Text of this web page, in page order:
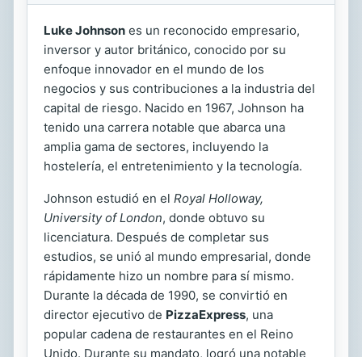
Luke Johnson es un reconocido empresario,
inversor y autor británico, conocido por su
enfoque innovador en el mundo de los
negocios y sus contribuciones a la industria del
capital de riesgo. Nacido en 1967, Johnson ha
tenido una carrera notable que abarca una
amplia gama de sectores, incluyendo la
hostelería, el entretenimiento y la tecnología.
Johnson estudió en el Royal Holloway,
University of London, donde obtuvo su
licenciatura. Después de completar sus
estudios, se unió al mundo empresarial, donde
rápidamente hizo un nombre para sí mismo.
Durante la década de 1990, se convirtió en
director ejecutivo de PizzaExpress, una
popular cadena de restaurantes en el Reino
Unido. Durante su mandato, logró una notable